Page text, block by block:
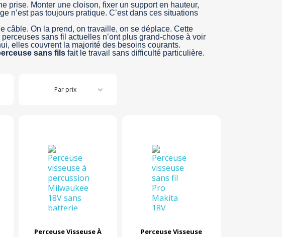
prise. Monter une cloison, fixer un support en hauteur,
n’est pas toujours pratique. C’est dans ces situations
câble. On la prend, on travaille, on se déplace. Cette
sans fil actuelles n’ont plus grand-chose à voir
elles couvrent la majorité des besoins courants.
sans fils fait le travail sans difficulté particulière.
Par prix
Perceuse Visseuse À
Perceuse Visseuse